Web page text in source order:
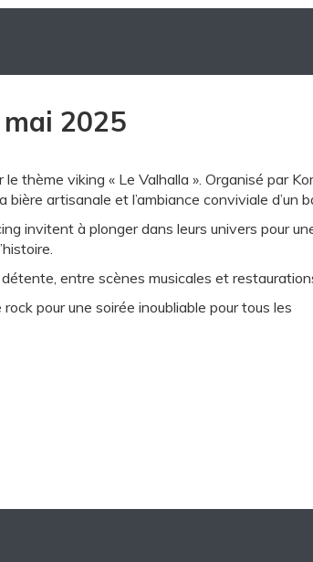
2025
thème viking « Le Valhalla ». Organisé par
artisanale et l’ambiance conviviale d’un
invitent à plonger dans leurs univers pour
entre scènes musicales et
pour une soirée inoubliable pour tous les